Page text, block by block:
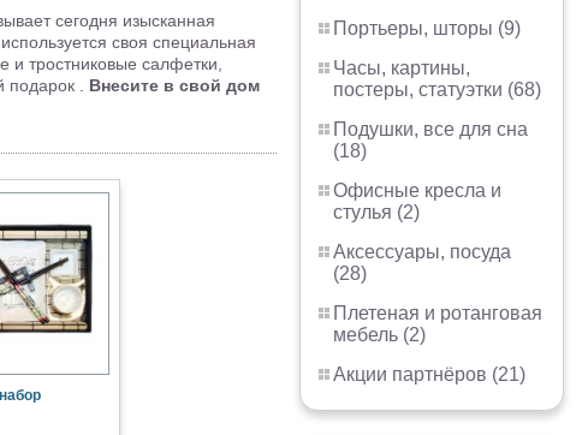
Портьеры, шторы (9)
Часы, картины,
постеры, статуэтки (68)
Подушки, все для сна
(18)
Офисные кресла и
стулья (2)
Аксессуары, посуда
(28)
Плетеная и ротанговая
мебель (2)
Акции партнёров (21)
сегодня изысканная
своя специальная
тростниковые салфетки,
. Внесите в свой дом